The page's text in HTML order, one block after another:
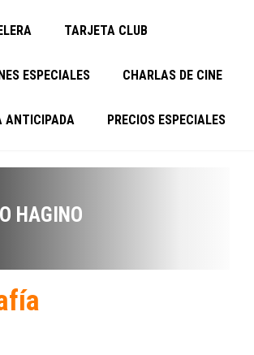
TARJETA CLUB
ESPECIALES CHARLAS DE CINE
ANTICIPADA PRECIOS ESPECIALES
HAGINO